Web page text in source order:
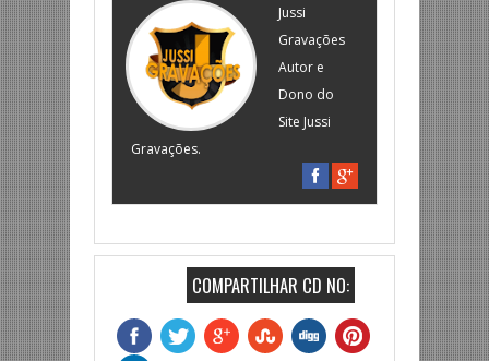
Jussi
Gravações
Autor e
Dono do
Site Jussi
Gravações.
COMPARTILHAR CD NO: